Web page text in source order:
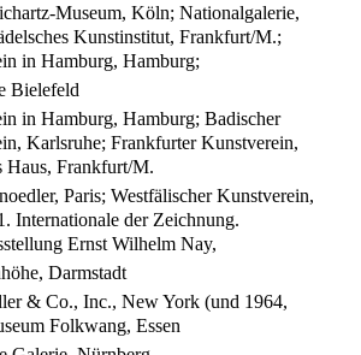
Museum, Köln; Nationalgalerie,
Kunstinstitut, Frankfurt/M.;
in Hamburg, Hamburg;
Bielefeld
in Hamburg, Hamburg; Badischer
Karlsruhe; Frankfurter Kunstverein,
Haus, Frankfurt/M.
Paris; Westfälischer Kunstverein,
Internationale der Zeichnung.
Ernst Wilhelm Nay,
Darmstadt
& Co., Inc., New York (und 1964,
Folkwang, Essen